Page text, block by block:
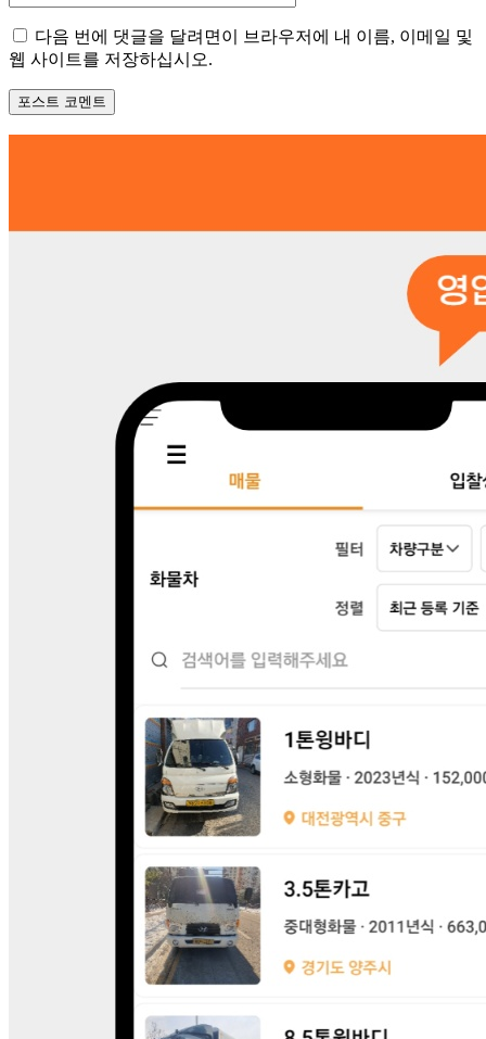
트
다음 번에 댓글을 달려면이 브라우저에 내 이름, 이메일 및
웹 사이트를 저장하십시오.